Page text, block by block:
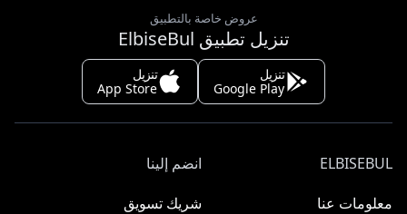
عروض خاصة بالتطبيق
تنزيل تطبيق ElbiseBul
تنزيل
Google Play
تنزيل
App Store
ELBISEBUL
معلومات عنا
انضم إلينا
شريك تسويق